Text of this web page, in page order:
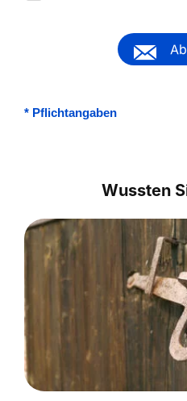
* Pflichtangaben
Wussten